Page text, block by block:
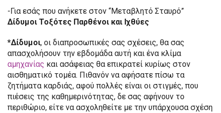
-Για εσάς που ανήκετε στον “Μεταβλητό Σταυρό”
Δίδυμοι Τοξότες Παρθένοι και Ιχθύες
*Δίδυμοι, οι διαπροσωπικές σας σχέσεις, θα σας
απασχολήσουν την εβδομάδα αυτή και ένα κλίμα
αμηχανίας και ασάφειας θα επικρατεί κυρίως στον
αισθηματικό τομέα. Πιθανόν να αφήσατε πίσω τα
ζητήματα καρδιάς, αφού πολλές είναι οι στιγμές, που
πιέσεις της καθημερινότητας, δε σας αφήνουν το
περιθώριο, είτε να ασχοληθείτε με την υπάρχουσα σχέση